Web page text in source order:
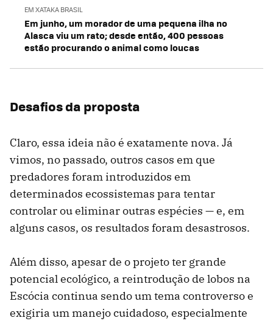
EM XATAKA BRASIL
Em junho, um morador de uma pequena ilha no
Alasca viu um rato; desde então, 400 pessoas
estão procurando o animal como loucas
Desafios da proposta
Claro, essa ideia não é exatamente nova. Já
vimos, no passado, outros casos em que
predadores foram introduzidos em
determinados ecossistemas para tentar
controlar ou eliminar outras espécies — e, em
alguns casos, os resultados foram desastrosos.
Além disso, apesar de o projeto ter grande
potencial ecológico, a reintrodução de lobos na
Escócia continua sendo um tema controverso e
exigiria um manejo cuidadoso, especialmente